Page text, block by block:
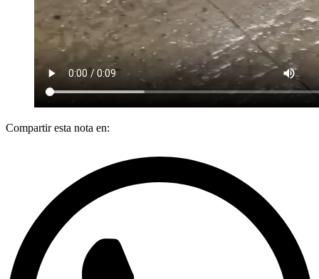
Compartir esta nota en: